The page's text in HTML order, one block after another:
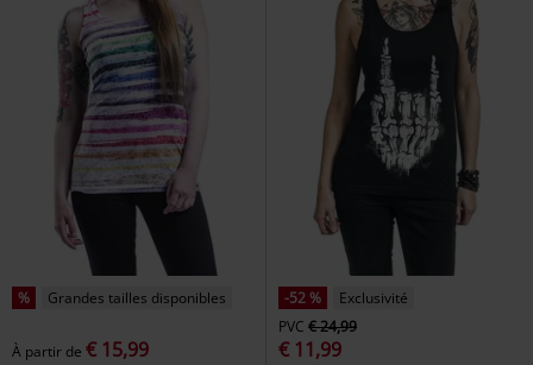
% Grandes tailles disponibles
À partir de € 15,99
-52 %
Exclusivité
PVC € 24,99
€ 11,99